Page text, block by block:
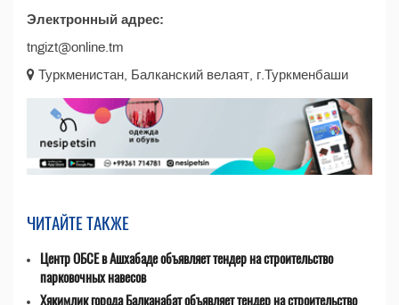
Электронный адрес:
tngizt@online.tm
Туркменистан, Балканский велаят, г.Туркменбаши
ЧИТАЙТЕ ТАКЖЕ
Центр ОБСЕ в Ашхабаде объявляет тендер на строительство
парковочных навесов
Хякимлик города Балканабат объявляет тендер на строительство